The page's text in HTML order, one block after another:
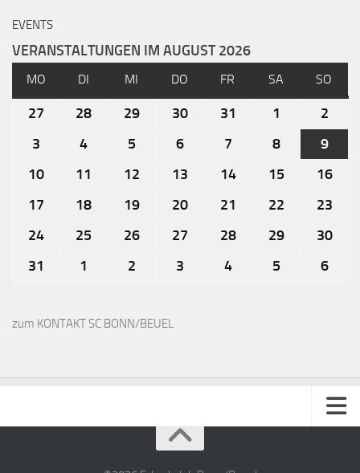
EVENTS
VERANSTALTUNGEN IM AUGUST 2026
MO DI MI DO FR SA SO
27 28 29 30 31 1
2
3
4 5 6 7 8
9
10
11 12 13 14 15
16
17
18 19 20 21 22
23
24
25 26 27 28 29
30
31
1 2 3 4 5 6
zum KONTAKT SC BONN/BEUEL